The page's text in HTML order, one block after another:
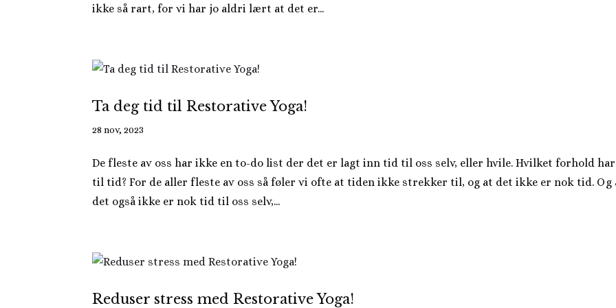
ikke så rart, for vi har jo aldri lært at det er...
Ta deg tid til Restorative Yoga!
28 nov, 2023
De fleste av oss har ikke en to-do list der det er lagt inn tid til oss selv, eller hvile. Hvilket forhold
til tid? For de aller fleste av oss så føler vi ofte at tiden ikke strekker til, og at det ikke er nok tid. Og
det også ikke er nok tid til oss selv,...
Reduser stress med Restorative Yoga!